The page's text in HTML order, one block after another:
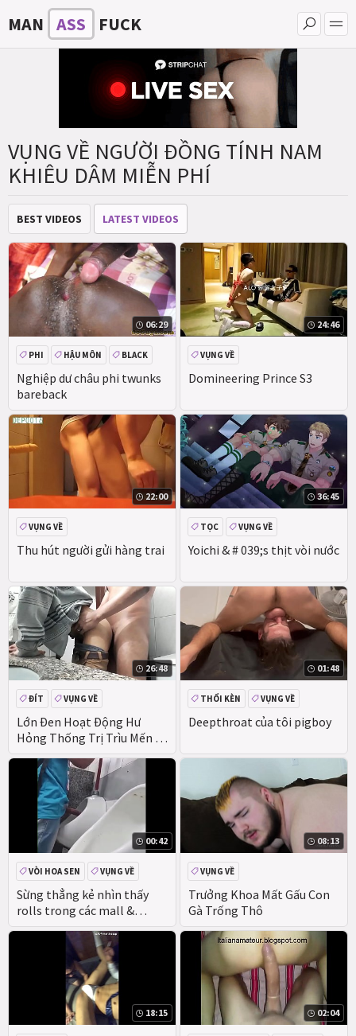
MAN ASS FUCK
VỤNG VỀ NGƯỜI ĐỒNG TÍNH NAM
KHIÊU DÂM MIỄN PHÍ
BEST VIDEOS LATEST VIDEOS
06:29
Nghiệp dư châu phi twunks
bareback
PHI HẬU MÔN
BLACK
VỤNG VỀ
24:46
Domineering Prince S3
VỤNG VỀ
22:00
Thu hút người gửi hàng trai
VỤNG VỀ
36:45
Yoichi & # 039;s thịt vòi nước
TỌC VỤNG VỀ
26:48
Lớn Đen Hoạt Động Hư
Hỏng Thống Trị Trìu Mến Ác
Dony Abravanel Chết Tiệt
nóng Đít Mới Con Đực Từ
Các Academy
ĐÍT VỤNG VỀ
01:48
Deepthroat của tôi pigboy
THỔI KÈN
VỤNG VỀ
BỊT MIỆNG
00:42
Sừng thẳng kẻ nhìn thấy
rolls trong các mall &
#039;s vòi hoa sen nơi để
VÒI HOA SEN
VỤNG VỀ
DA NÂU
CÔNG
08:13
Trưởng Khoa Mất Gấu Con
Gà Trống Thô
VỤNG VỀ
18:15 02:04